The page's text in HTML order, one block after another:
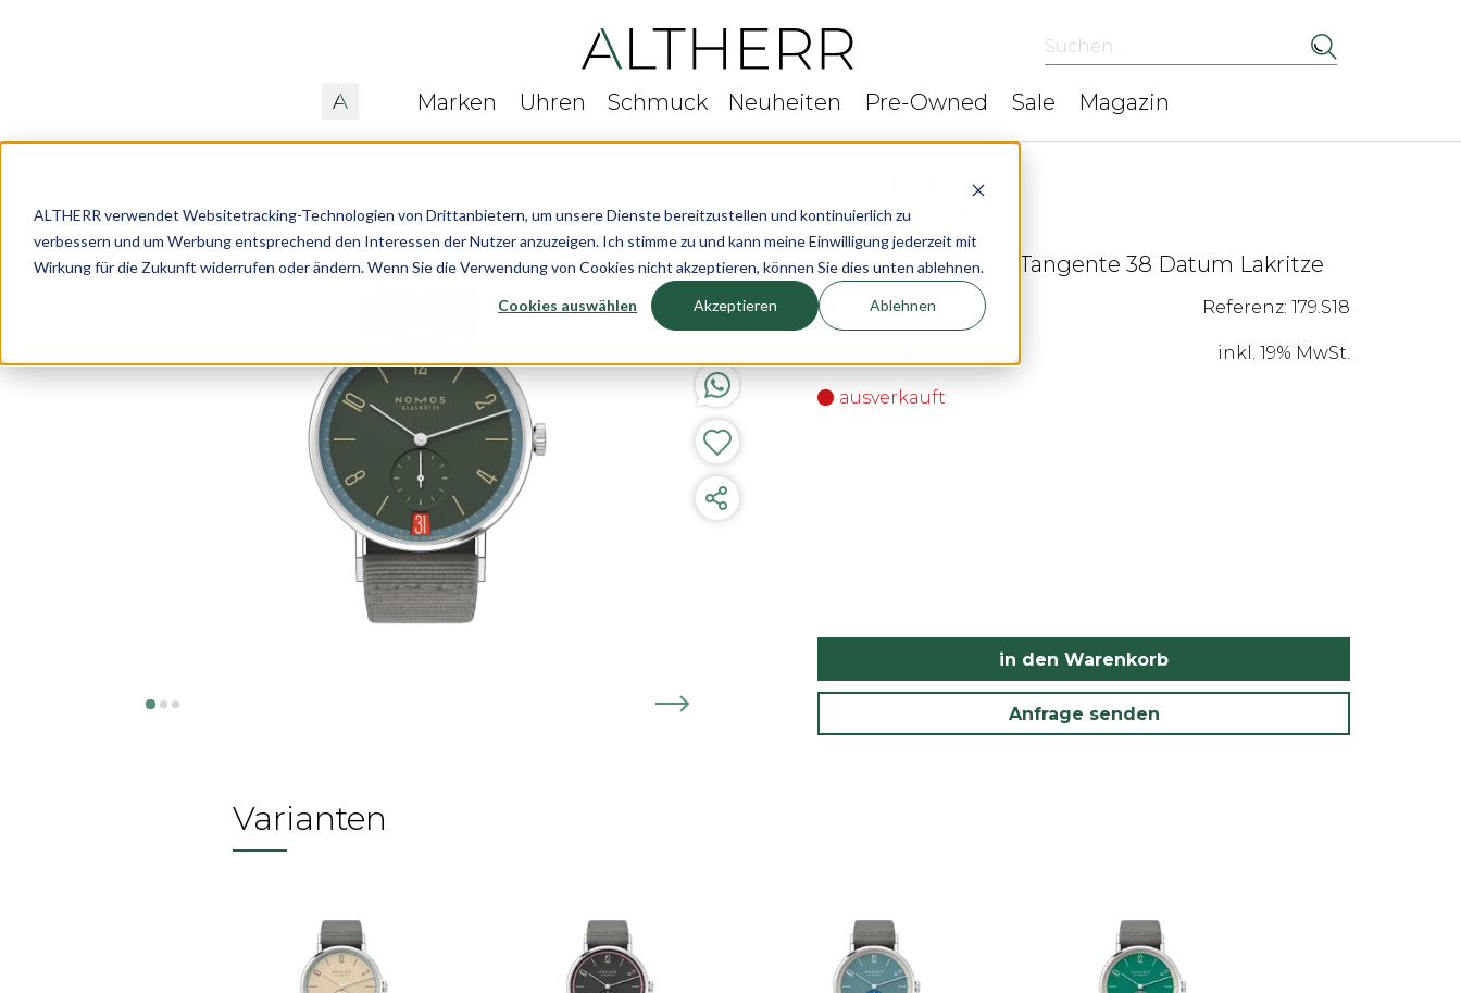
ALTHERR verwendet Websitetracking-Technologien von Drittanbietern, um unsere Dienste bereitzustellen und kontinuierlich zu
verbessern und um Werbung entsprechend den Interessen der Nutzer anzuzeigen. Ich stimme zu und kann meine Einwilligung jederzeit mit
Wirkung für die Zukunft widerrufen oder ändern. Wenn Sie die Verwendung von Cookies nicht akzeptieren, können Sie dies unten ablehnen.
Cookies auswählen Akzeptieren Ablehnen
Suchen ...
Marken Uhren Schmuck Neuheiten Pre-Owned Sale Magazin
NOMOS Glashütte Tangente 38 Datum Lakritze
Ø 38 mm Referenz: 179.S18
inkl. 19% MwSt.
ausverkauft
in den Warenkorb
Anfrage senden
Varianten